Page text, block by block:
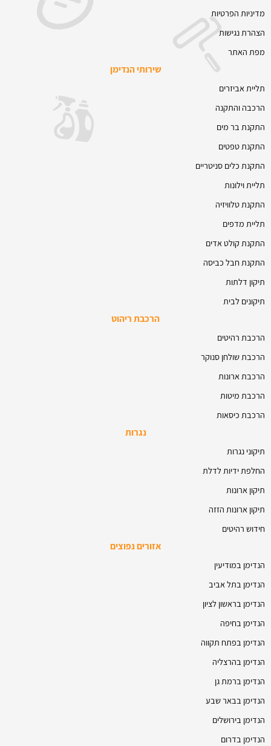
מדיניות הפרטיות
הצהרת נגישות
מפת האתר
שירותי הנדימן
תליית אביזרים
הרכבה והתקנה
התקנת בר מים
התקנת טפטים
התקנת כלים סניטריים
תליית וילונות
התקנת טלוויזיה
תליית מדפים
התקנת קולט אדים
התקנת חבל כביסה
תיקון דלתות
תיקונים לבית
הרכבת ריהוט
הרכבת רהיטים
הרכבת שולחן סנוקר
הרכבת ארונות
הרכבת מיטות
הרכבת כיסאות
נגרות
תיקוני נגרות
החלפת ידיות לדלת
תיקון ארונות
תיקון ארונות הזזה
חידוש רהיטים
אזורים נפוצים
הנדימן במודיעין
הנדימן בתל אביב
הנדימן בראשון לציון
הנדימן בחיפה
הנדימן בפתח תקווה
הנדימן בהרצליה
הנדימן ברמת גן
הנדימן בבאר שבע
הנדימן בירושלים
הנדימן בדרום